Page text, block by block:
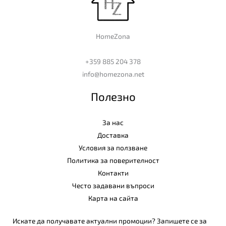
HomeZona
+359 885 204 378
info@homezona.net
Полезно
За нас
Доставка
Условия за ползване
Политика за поверителност
Контакти
Често задавани въпроси
Карта на сайта
Искате да получавате актуални промоции? Запишете се за